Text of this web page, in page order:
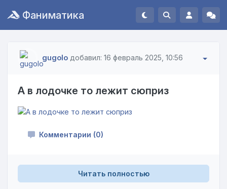
Фаниматика
gugolo добавил: 16 февраль 2025, 10:56
А в лодочке то лежит сюприз
Комментарии (0)
Читать полностью